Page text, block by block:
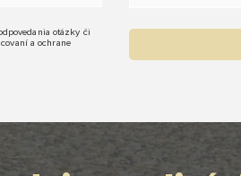
otázky či
a ochrane